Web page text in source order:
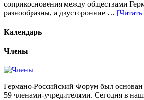
соприкосновения между обществами
разнообразны, а двусторонние … [Читать
Календарь
Члены
Германо-Российский Форум был основан
59 членами-учредителями. Сегодня в